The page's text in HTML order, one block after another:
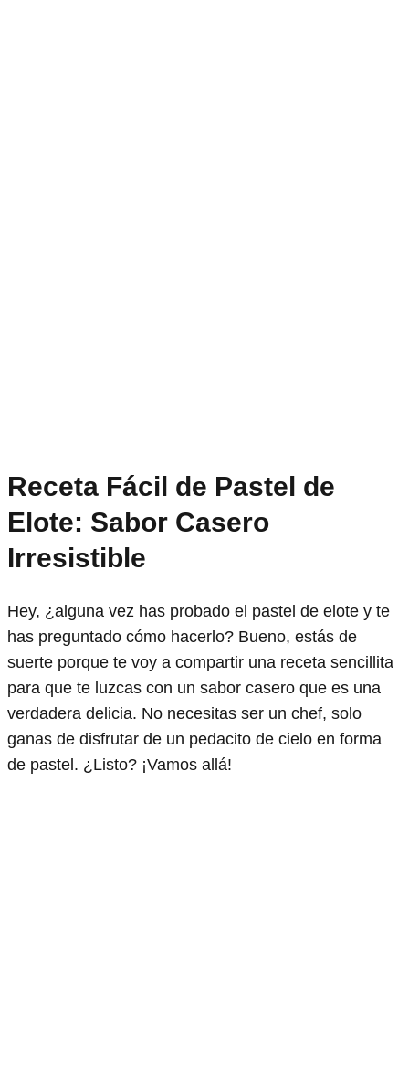
Receta Fácil de Pastel de
Elote: Sabor Casero
Irresistible
Hey, ¿alguna vez has probado el pastel de elote y te
has preguntado cómo hacerlo? Bueno, estás de
suerte porque te voy a compartir una receta sencillita
para que te luzcas con un sabor casero que es una
verdadera delicia. No necesitas ser un chef, solo
ganas de disfrutar de un pedacito de cielo en forma
de pastel. ¿Listo? ¡Vamos allá!